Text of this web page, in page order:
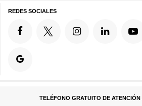
REDES SOCIALES
TELÉFONO GRATUITO DE